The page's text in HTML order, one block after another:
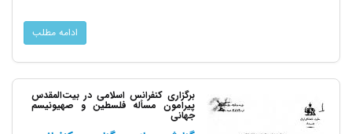
ادامه مطلب
برگزاری کنفرانس اسلامی در بیت‌المقدس
پیرامون مسأله فلسطین و صهیونیسم
جهانی